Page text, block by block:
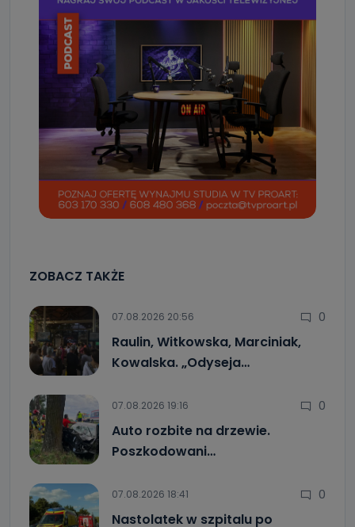
ZOBACZ TAKŻE
07.08.2026 20:56 0
Raulin, Witkowska, Marciniak,
Kowalska. „Odyseja…
07.08.2026 19:16 0
Auto rozbite na drzewie.
Poszkodowani…
07.08.2026 18:41 0
Nastolatek w szpitalu po